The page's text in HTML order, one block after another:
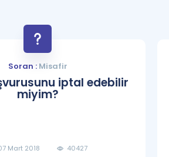
Soran :Misafir
iptal edebilir
miyim?
Mart 2018 40427